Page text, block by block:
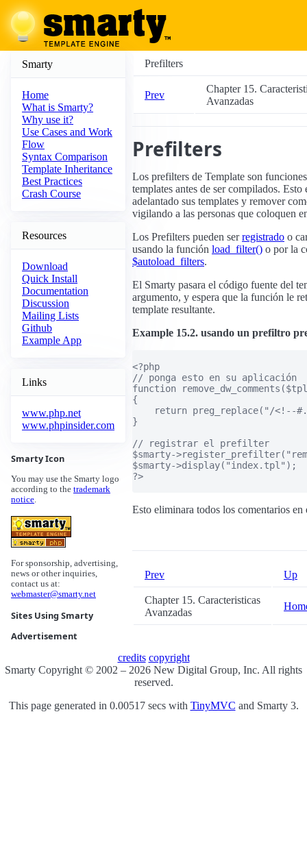
Smarty
Home
What is Smarty?
Why use it?
Use Cases and Work
Flow
Syntax Comparison
Template Inheritance
Best Practices
Crash Course
Resources
Download
Quick Install
Documentation
Discussion
Mailing Lists
Github
Example App
Links
www.php.net
www.phpinsider.com
Smarty Icon
You may use the Smarty logo
according to the trademark
notice.
For sponsorship, advertising,
news or other inquiries,
contact us at:
webmaster@smarty.net
Sites Using Smarty
Advertisement
Prefilters
Prev
Chapter 15.
Avanzadas
Prefilters
Los prefilters de Template son
templates antes de ser compilados. Esto
adelantado sus templates y remover
vigilando a las personas que coloquen
Los Prefilters pueden serregistrado o
usando la función load_filter() o por la
$autoload_filters.
El Smarty pasara el código fuente del
argumento, y espera que la función le
template resultante.
Example 15.2. usando un prefiltro
<?php
// ponga esto en su aplicación
function
{
return preg_replace("/<!--
}
// registrar el prefilter
$smarty-
$smarty->display("index.tpl");
?>
Esto eliminara todos los comentarios
Prev Up
Chapter 15. Caracteristicas
Avanzadas
credits copyright
Smarty Copyright © 2002 – 2026 New Digital Group, Inc. All rights
reserved.
This page generated in 0.00517 secs with TinyMVC and Smarty 3.